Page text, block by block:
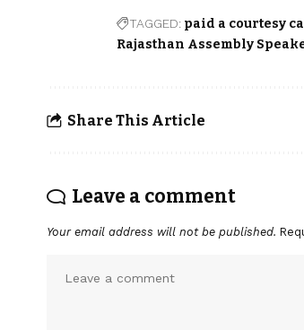
TAGGED: paid a courtesy
Rajasthan Assembly
Share This Article
Leave a comment
Your email address will not be published.